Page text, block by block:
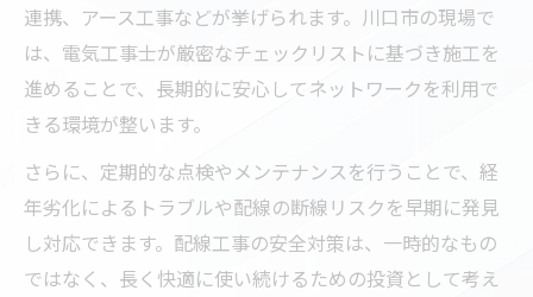
連携、アース工事などが挙げられます。川口市の現場で
は、電気工事士が厳密なチェックリストに基づき施工を
進めることで、長期的に安心してネットワークを利用で
きる環境が整います。
さらに、定期的な点検やメンテナンスを行うことで、経
年劣化によるトラブルや配線の断線リスクを早期に発見
し対応できます。配線工事の安全対策は、一時的なもの
ではなく、長く快適に使い続けるための投資として考え